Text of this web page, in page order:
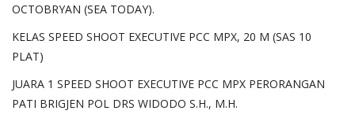
OCTOBRYAN (SEA TODAY).
KELAS SPEED SHOOT EXECUTIVE PCC MPX, 20 M (SAS 10
PLAT)
JUARA 1 SPEED SHOOT EXECUTIVE PCC MPX PERORANGAN
PATI BRIGJEN POL DRS WIDODO S.H., M.H.